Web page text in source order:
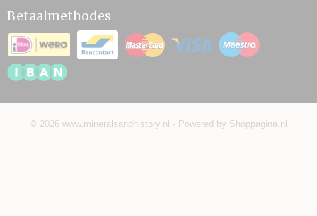
Betaalmethodes
© 2026 www.mineralsandhistory.nl - Powered by Shoppagina.nl